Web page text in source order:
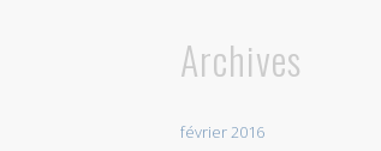
Archives
février 2016